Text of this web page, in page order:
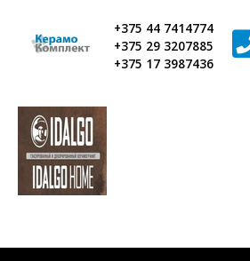
+375 44 7414774
+375 29 3207885
+375 17 3987436